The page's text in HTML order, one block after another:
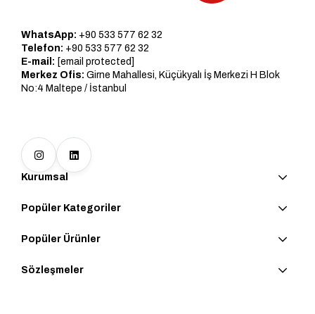
WhatsApp: +90 533 577 62 32
Telefon: +90 533 577 62 32
E-mail: [email protected]
Merkez Ofis: Girne Mahallesi, Küçükyalı İş Merkezi H Blok
No:4 Maltepe / İstanbul
Kurumsal
Popüler Kategoriler
Popüler Ürünler
Sözleşmeler